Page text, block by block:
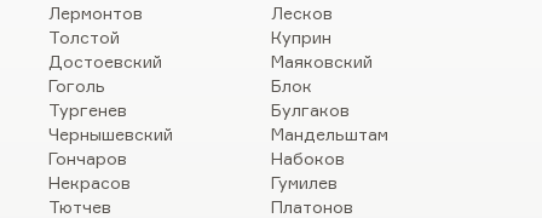
Лермонтов
Толстой
Достоевский
Гоголь
Тургенев
Чернышевский
Гончаров
Некрасов
Тютчев
Лесков
Куприн
Маяковский
Блок
Булгаков
Мандельштам
Набоков
Гумилев
Платонов